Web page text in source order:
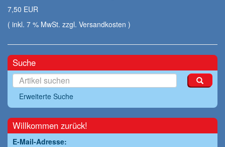
7,50 EUR
( inkl. 7 % MwSt. zzgl. Versandkosten )
Suche
Erweiterte Suche
Willkommen zurück!
E-Mail-Adresse: